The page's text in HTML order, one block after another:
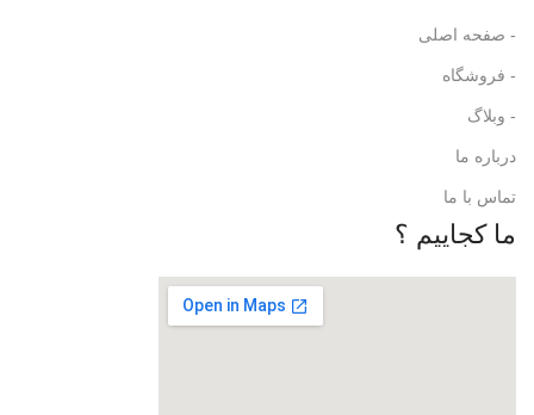
- صفحه اصلی
- فروشگاه
- وبلاگ
درباره ما
تماس با ما
ما کجاییم ؟